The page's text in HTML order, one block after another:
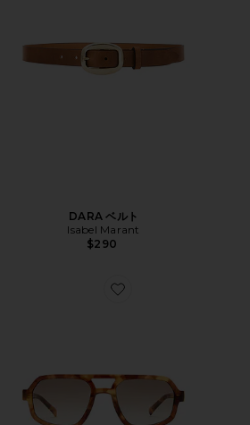
DARA ベルト
Isabel Marant
$290
Favorite BANKS サングラス